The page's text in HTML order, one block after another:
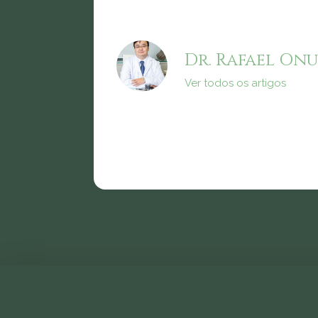
Dr. Rafael
Ver todos os artigos